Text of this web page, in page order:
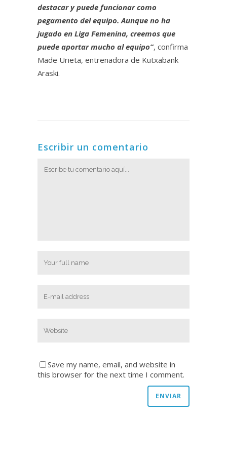
destacar y puede funcionar como
pegamento del equipo. Aunque no ha
jugado en Liga Femenina, creemos que
puede aportar mucho al equipo”, confirma
Made Urieta, entrenadora de Kutxabank
Araski.
Escribir un comentario
Save my name, email, and website in
this browser for the next time I comment.